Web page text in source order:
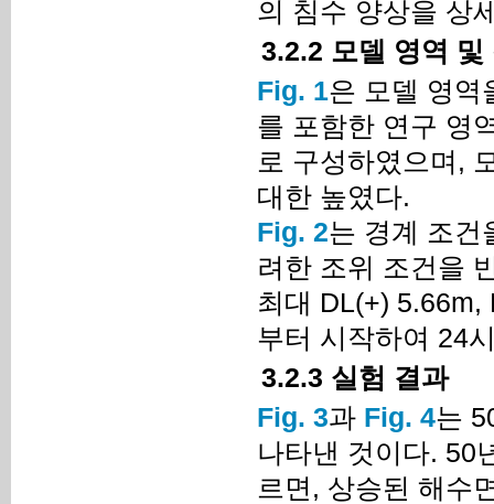
의 침수 양상을 상
3.2.2 모델 영역 및
Fig. 1은 모델 영역
를 포함한 연구 영
로 구성하였으며,
대한 높였다.
Fig. 2는 경계 조건
려한 조위 조건을
최대 DL(+) 5.66m,
부터 시작하여 24
3.2.3 실험 결과
Fig. 3과 Fig. 4는
나타낸 것이다. 50
르면, 상승된 해수